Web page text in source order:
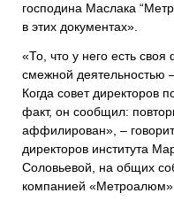
господина Маслака
в этих документах».
«То, что у него есть
смежной деятельностью
Когда совет директоров
факт, он сообщил:
аффилирован», –
директоров института
Соловьевой, на общих
компанией «Метроалюм».